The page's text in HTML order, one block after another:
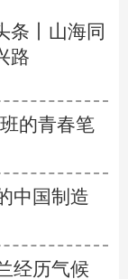
条丨 山海同
路
的青春笔
中国制造
经历气候